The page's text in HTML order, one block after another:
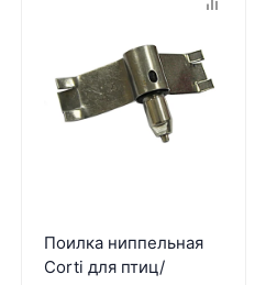
Поилка ниппельная
Corti для птиц/